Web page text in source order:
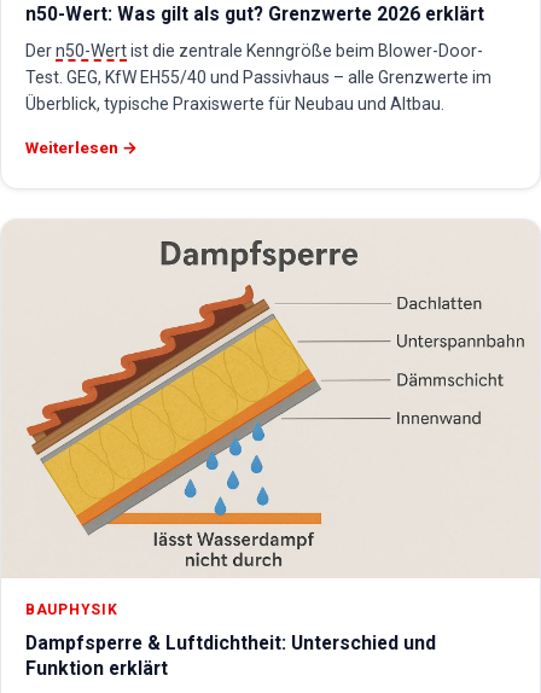
n50-Wert: Was gilt als gut? Grenzwerte 2026 erklärt
Dern50-Wertist die zentrale Kenngröße beim Blower-Door-
Test. GEG, KfW EH55/40 und Passivhaus – alle Grenzwerte im
Überblick, typische Praxiswerte für Neubau und Altbau.
Weiterlesen →
BAUPHYSIK
Dampfsperre & Luftdichtheit: Unterschied und
Funktion erklärt